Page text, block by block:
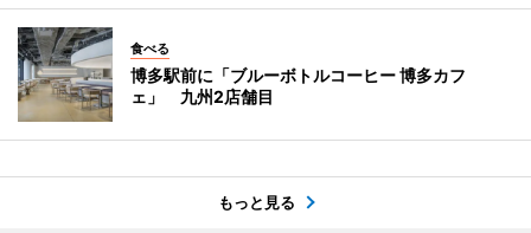
食べる
博多駅前に「ブルーボトルコーヒー 博多カフ
ェ」 九州2店舗目
もっと見る